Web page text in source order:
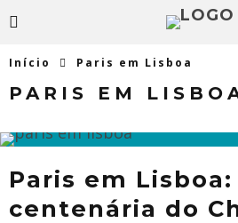
Início Paris em Lisboa
PARIS EM
Paris em
centenária do